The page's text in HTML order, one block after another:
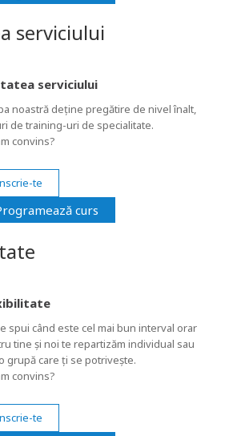
serviciului
serviciului
noastră deține pregătire de nivel înalt,
de training-uri de specialitate.
convins?
te
curs
spui când este cel mai bun interval orar
tine și noi te repartizăm individual sau
grupă care ți se potrivește.
convins?
te